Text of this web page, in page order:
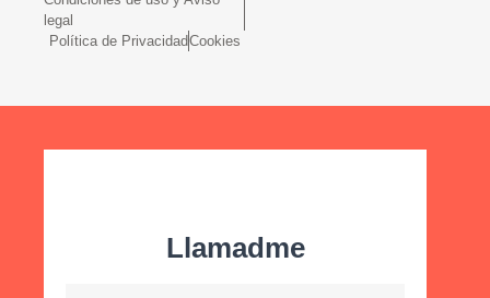
legal
Política de PrivacidadCookies
Llamadme